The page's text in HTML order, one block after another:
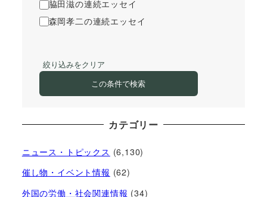
脇田滋の連続エッセイ
森岡孝二の連続エッセイ
絞り込みをクリア
この条件で検索
カテゴリー
ニュース・トピックス (6,130)
催し物・イベント情報 (62)
外国の労働・社会関連情報 (34)